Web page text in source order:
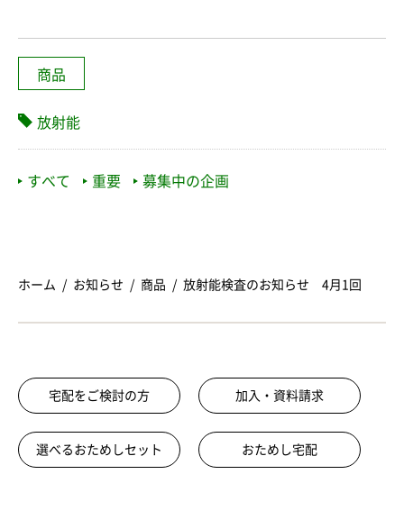
商品
放射能
すべて 重要 募集中の企画
ホーム お知らせ 商品 放射能検査のお知らせ 4月1回
宅配をご検討の方 加入・資料請求
選べるおためしセット おためし宅配